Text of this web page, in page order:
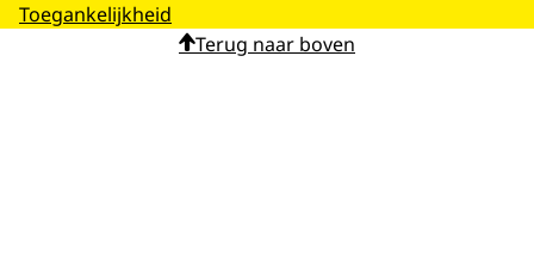
Toegankelijkheid
Terug naar boven